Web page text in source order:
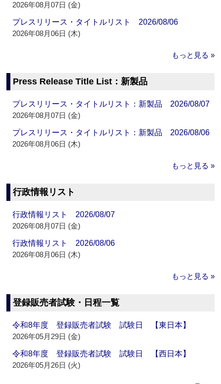
2026年08月07日 (金)
プレスリリース・タイトルリスト 2026/08/06
2026年08月06日 (木)
もっと見る »
Press Release Title List：新製品
プレスリリース・タイトルリスト：新製品 2026/08/07
2026年08月07日 (金)
プレスリリース・タイトルリスト：新製品 2026/08/06
2026年08月06日 (木)
もっと見る »
行政情報リスト
行政情報リスト 2026/08/07
2026年08月07日 (金)
行政情報リスト 2026/08/06
2026年08月06日 (木)
もっと見る »
登録販売者試験・日程一覧
令和8年度 登録販売者試験 試験日 【東日本】
2026年05月29日 (金)
令和8年度 登録販売者試験 試験日 【西日本】
2026年05月26日 (火)